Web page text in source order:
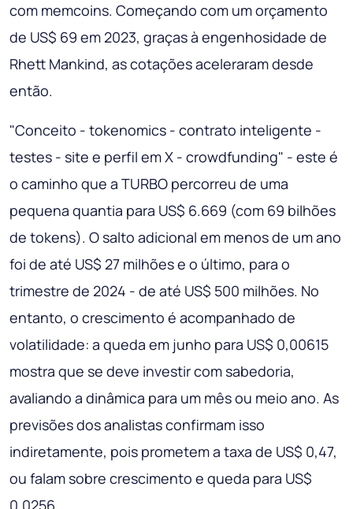
com memcoins. Começando com um orçamento
de US$ 69 em 2023, graças à engenhosidade de
Rhett Mankind, as cotações aceleraram desde
então.
"Conceito - tokenomics - contrato inteligente -
testes - site e perfil em X - crowdfunding" - este é
o caminho que a TURBO percorreu de uma
pequena quantia para US$ 6.669 (com 69 bilhões
de tokens). O salto adicional em menos de um ano
foi de até US$ 27 milhões e o último, para o
trimestre de 2024 - de até US$ 500 milhões. No
entanto, o crescimento é acompanhado de
volatilidade: a queda em junho para US$ 0,00615
mostra que se deve investir com sabedoria,
avaliando a dinâmica para um mês ou meio ano. As
previsões dos analistas confirmam isso
indiretamente, pois prometem a taxa de US$ 0,47,
ou falam sobre crescimento e queda para US$